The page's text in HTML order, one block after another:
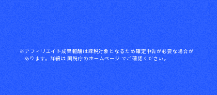
※アフィリエイト成果報酬は課税対象となるため確定申告が必要な場合が
あります。詳細は国税庁のホームページ でご確認ください。